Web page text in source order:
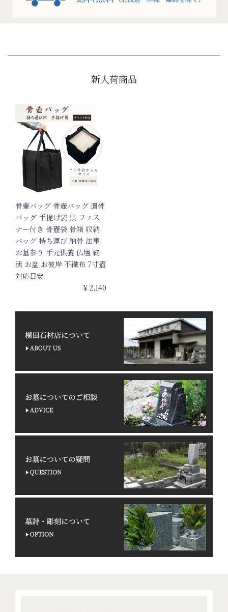
新入荷商品
骨壷バッグ 骨壺バッグ 遺骨
バッグ 手提げ袋 黒 ファス
ナー付き 骨壺袋 骨箱 収納
バッグ 持ち運び 納骨 法事
お墓参り 手元供養 仏壇 終
活 お盆 お彼岸 不織布 7寸壺
対応目安
￥2,140